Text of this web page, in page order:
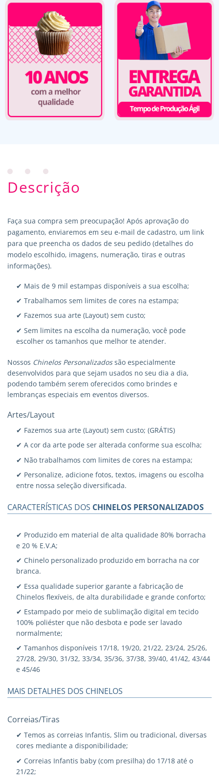
Descrição
Faça sua compra sem preocupação! Após aprovação do
pagamento, enviaremos em seu e-mail de cadastro, um link
para que preencha os dados de seu pedido (detalhes do
modelo escolhido, imagens, numeração, tiras e outras
informações).
✔ Mais de 9 mil estampas disponíveis a sua escolha;
✔ Trabalhamos sem limites de cores na estampa;
✔ Fazemos sua arte (Layout) sem custo;
✔ Sem limites na escolha da numeração, você pode
escolher os tamanhos que melhor te atender.
Nossos Chinelos Personalizadossão especialmente
desenvolvidos para que sejam usados no seu dia a dia,
podendo também serem oferecidos como brindes e
lembranças especiais em eventos diversos.
Artes/Layout
✔ Fazemos sua arte (Layout) sem custo; (GRÁTIS)
✔ A cor da arte pode ser alterada conforme sua escolha;
✔ Não trabalhamos com limites de cores na estampa;
✔ Personalize, adicione fotos, textos, imagens ou escolha
entre nossa seleção diversificada.
CARACTERÍSTICAS DOS CHINELOS PERSONALIZADOS
✔ Produzido em material de alta qualidade 80% borracha
e 20 % E.V.A;
✔ Chinelo personalizado produzido em borracha na cor
branca.
✔ Essa qualidade superior garante a fabricação de
Chinelos flexíveis, de alta durabilidade e grande conforto;
✔ Estampado por meio de sublimação digital em tecido
100% poliéster que não desbota e pode ser lavado
normalmente;
✔ Tamanhos disponíveis 17/18, 19/20, 21/22, 23/24, 25/26,
27/28, 29/30, 31/32, 33/34, 35/36, 37/38, 39/40, 41/42, 43/44
e 45/46
MAIS DETALHES DOS CHINELOS
Correias/Tiras
✔ Temos as correias Infantis, Slim ou tradicional, diversas
cores mediante a disponibilidade;
✔ Correias Infantis baby (com presilha) do 17/18 até o
21/22;